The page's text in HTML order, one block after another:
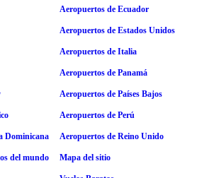
Aeropuertos de Ecuador
Aeropuertos de Estados Unidos
Aeropuertos de Italia
Aeropuertos de Panamá
Aeropuertos de Países Bajos
Aeropuertos de Perú
Dominicana Aeropuertos de Reino Unido
del mundo Mapa del sitio